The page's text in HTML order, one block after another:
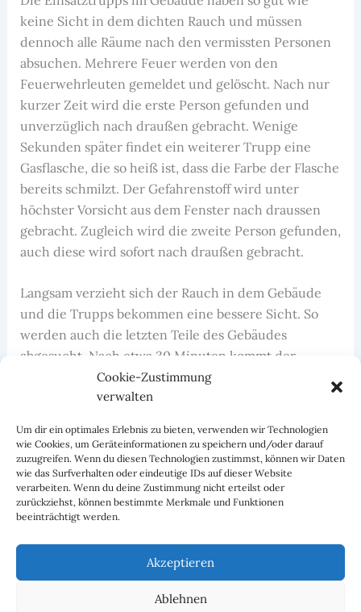
Cookie-Zustimmung
verwalten
Um dir ein optimales Erlebnis zu bieten, verwenden wir Technologien
wie Cookies, um Geräteinformationen zu speichern und/oder darauf
zuzugreifen. Wenn du diesen Technologien zustimmst, können wir Daten
wie das Surfverhalten oder eindeutige IDs auf dieser Website
verarbeiten. Wenn du deine Zustimmung nicht erteilst oder
zurückziehst, können bestimmte Merkmale und Funktionen
beeinträchtigt werden.
Akzeptieren
Ablehnen
keine Sicht in dem dichten Rauch und müssen
dennoch alle Räume nach den vermissten Personen
absuchen. Mehrere Feuer werden von den
Feuerwehrleuten gemeldet und gelöscht. Nach nur
kurzer Zeit wird die erste Person gefunden und
unverzüglich nach draußen gebracht. Wenige
Sekunden später findet ein weiterer Trupp eine
Gasflasche, die so heiß ist, dass die Farbe der Flasche
bereits schmilzt. Der Gefahrenstoff wird unter
höchster Vorsicht aus dem Fenster nach draussen
gebracht. Zugleich wird die zweite Person gefunden,
auch diese wird sofort nach draußen gebracht.
Langsam verzieht sich der Rauch in dem Gebäude
und die Trupps bekommen eine bessere Sicht. So
werden auch die letzten Teile des Gebäudes
abgesucht. Nach etwa 30 Minuten kommt der
Funkspruch „Alle Feuer aus – keine weiteren
Personen gefunden!“.
Zum Glück war dies nur eine Einsatzübung der
Jugendfeuerwehr Seckenheim.
ZURÜCK